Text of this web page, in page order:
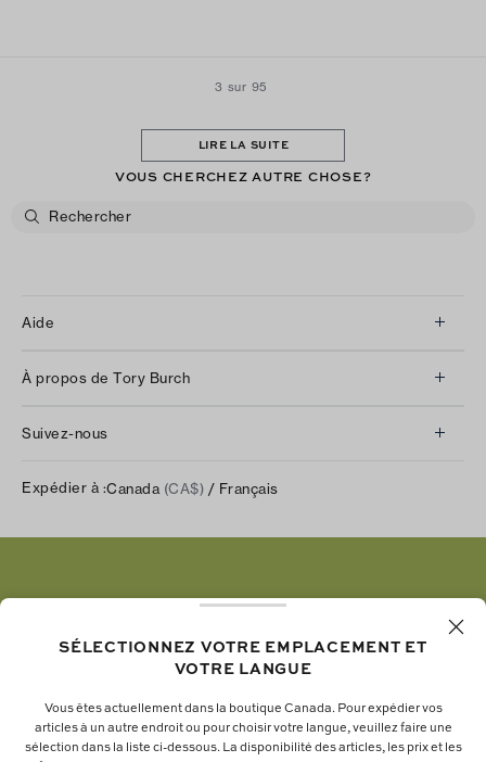
3 sur 95
LIRE LA SUITE
VOUS CHERCHEZ AUTRE CHOSE?
Aide
Retours et échanges
Expédition et livraison
À propos de Tory Burch
Carrières
Suivez-nous
Facebook
Pinterest
YouTube
Expédier à :Canada (CA$) / Français
La fondation Tory Burch renforce le pouvoir
SÉLECTIONNEZ VOTRE EMPLACEMENT ET
VOTRE LANGUE
Vous êtes actuellement dans la boutique Canada. Pour expédier vos
articles à un autre endroit ou pour choisir votre langue, veuillez faire une
sélection dans la liste ci-dessous. La disponibilité des articles, les prix et les